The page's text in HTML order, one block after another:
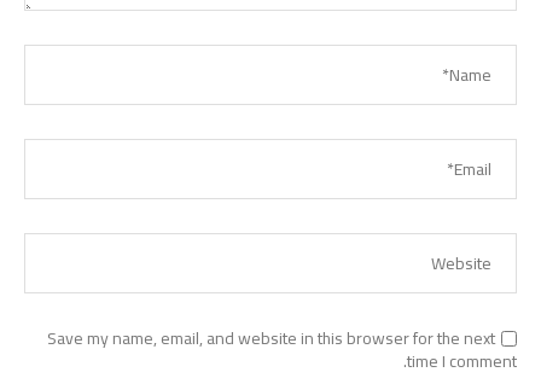
Save my name, email, and website in this browser for the next
time I comment.